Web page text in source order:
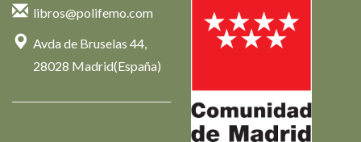
libros@polifemo.com
Avda de Bruselas 44,
28028 Madrid(España)